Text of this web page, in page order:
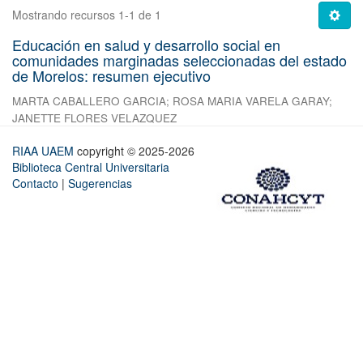
Mostrando recursos 1-1 de 1
Educación en salud y desarrollo social en
comunidades marginadas seleccionadas del estado
de Morelos: resumen ejecutivo
MARTA CABALLERO GARCIA; ROSA MARIA VARELA GARAY;
JANETTE FLORES VELAZQUEZ
RIAA UAEM copyright © 2025-2026
Biblioteca Central Universitaria
Contacto | Sugerencias